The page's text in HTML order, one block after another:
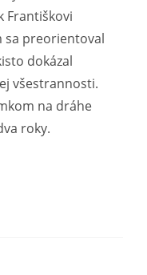
Františkovi
sa preorientoval
dokázal
všestrannosti.
na dráhe
roky.